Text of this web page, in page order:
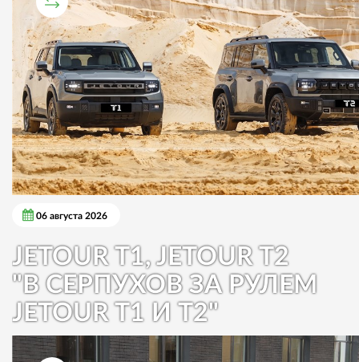
СРАВНИТЕЛЬНЫЙ ТЕСТ
06 августа 2026
JETOUR T1, JETOUR T2
"В СЕРПУХОВ ЗА РУЛЕМ
JETOUR T1 И T2"